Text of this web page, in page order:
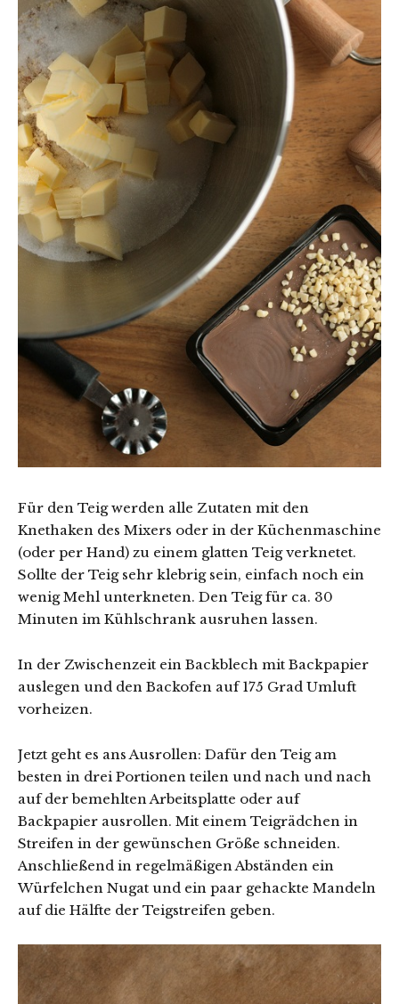
Für den Teig werden alle Zutaten mit den
Knethaken des Mixers oder in der Küchenmaschine
(oder per Hand) zu einem glatten Teig verknetet.
Sollte der Teig sehr klebrig sein, einfach noch ein
wenig Mehl unterkneten. Den Teig für ca. 30
Minuten im Kühlschrank ausruhen lassen.
In der Zwischenzeit ein Backblech mit Backpapier
auslegen und den Backofen auf 175 Grad Umluft
vorheizen.
Jetzt geht es ans Ausrollen: Dafür den Teig am
besten in drei Portionen teilen und nach und nach
auf der bemehlten Arbeitsplatte oder auf
Backpapier ausrollen. Mit einem Teigrädchen in
Streifen in der gewünschen Größe schneiden.
Anschließend in regelmäßigen Abständen ein
Würfelchen Nugat und ein paar gehackte Mandeln
auf die Hälfte der Teigstreifen geben.